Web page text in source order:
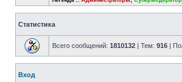
Статистика
Всего сообщений: 1810132 | Тем: 916 |
Вход